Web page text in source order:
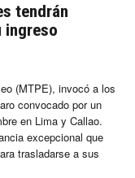
tendrán
ingreso
(MTPE), invocó a los
convocado por un
en Lima y Callao.
excepcional que
trasladarse a sus